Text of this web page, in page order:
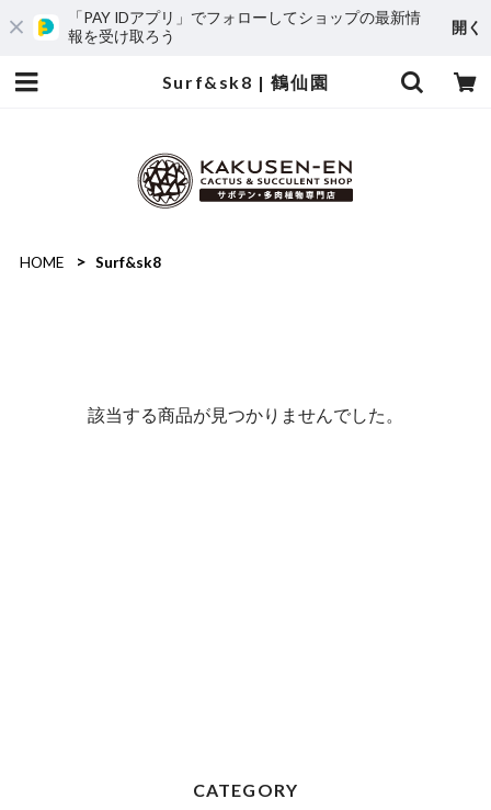
「PAY IDアプリ」でフォローしてショップの最新情
報を受け取ろう
開く
Surf&sk8 | 鶴仙園
HOME Surf&sk8
該当する商品が見つかりませんでした。
CATEGORY